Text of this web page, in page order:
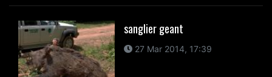
sanglier geant
27 Mar 2014, 17:39